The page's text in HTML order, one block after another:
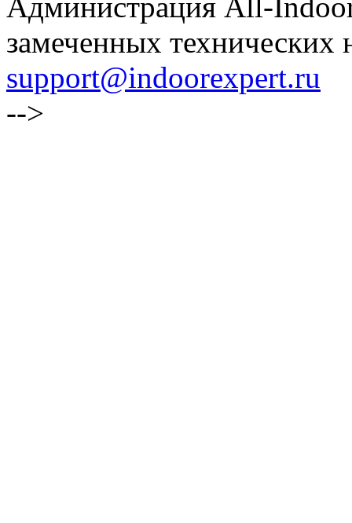
замеченных технических
support@indoorexpert.ru
-->